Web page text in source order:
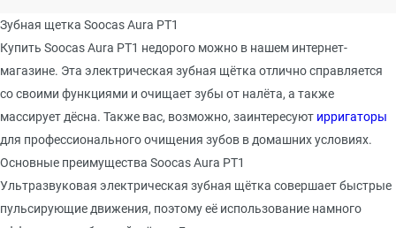
Зубная щетка Soocas Aura РТ1
Купить SoocasAura РТ1 недорого можно в нашем интернет-
магазине. Эта электрическая зубная щётка отлично справляется
со своими функциями и очищает зубы от налёта, а также
массирует дёсна. Также вас, возможно, заинтересуют ирригаторы
для профессионального очищения зубов в домашних условиях.
Основные преимущества SoocasAura РТ1
Ультразвуковая электрическая зубная щётка совершает быстрые
пульсирующие движения, поэтому её использование намного